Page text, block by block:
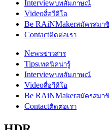
Interviewบทสัมภาษณ์
Videoสื่อวีดีโอ
Be RAiNMakerสมัครสมา
Contactติดต่อเรา
Newsข่าวสาร
Tipsเทคนิคน่ารู้
Interviewบทสัมภาษณ์
Videoสื่อวีดีโอ
Be RAiNMakerสมัครสมา
Contactติดต่อเรา